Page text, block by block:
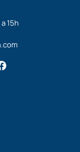
15h
F
a